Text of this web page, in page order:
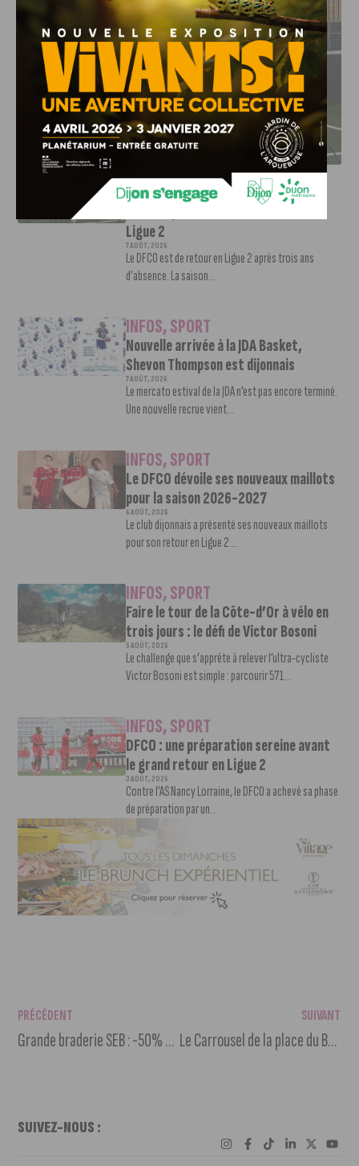
DFCO : RENCONTRE AVEC PIERRE-HENRI DEBALLON,
L’ARTISAN DE LA MONTÉE EN LIGUE 2
INFOS,SPORT
DFCO : Rencontre avec Pierre-Henri
Ligue 2
7 AOÛT, 2026
Le DFCO est de retour en Ligue 2 après trois ans
d’absence. La saison...
INFOS,SPORT
Nouvelle arrivée à la JDA Basket,
Shevon Thompson est dijonnais
7 AOÛT, 2026
Le mercato estival de la JDA n’est pas encore terminé.
Une nouvelle recrue vient...
INFOS,SPORT
Le DFCO dévoile ses nouveaux maillots
pour la saison 2026-2027
6 AOÛT, 2026
Le club dijonnais a présenté ses nouveaux maillots
pour son retour en Ligue 2....
INFOS,SPORT
Faire le tour de la Côte-d’Or à vélo en
trois jours : le défi de Victor Bosoni
5 AOÛT, 2026
Le challenge que s’apprête à relever l’ultra-cycliste
Victor Bosoni est simple : parcourir 571...
INFOS,SPORT
DFCO : une préparation sereine avant
le grand retour en Ligue 2
3 AOÛT, 2026
Contre l’AS Nancy Lorraine, le DFCO a achevé sa phase
de préparation par un...
PRÉCÉDENT
Grande braderie SEB : -50% sur l’électroménager
SUIVANT
Le Carrousel de la place du Bareuzai détruit par un incendie
SUIVEZ-NOUS :